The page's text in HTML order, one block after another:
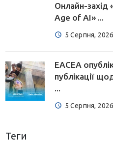
Онлайн-захід
Age of AI» ...
5 Серпня, 2026
EACEA
публікації
...
5 Серпня, 2026
Теги